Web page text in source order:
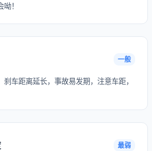
！
一般
车距离延长，事故易发期，注意车距，
最弱